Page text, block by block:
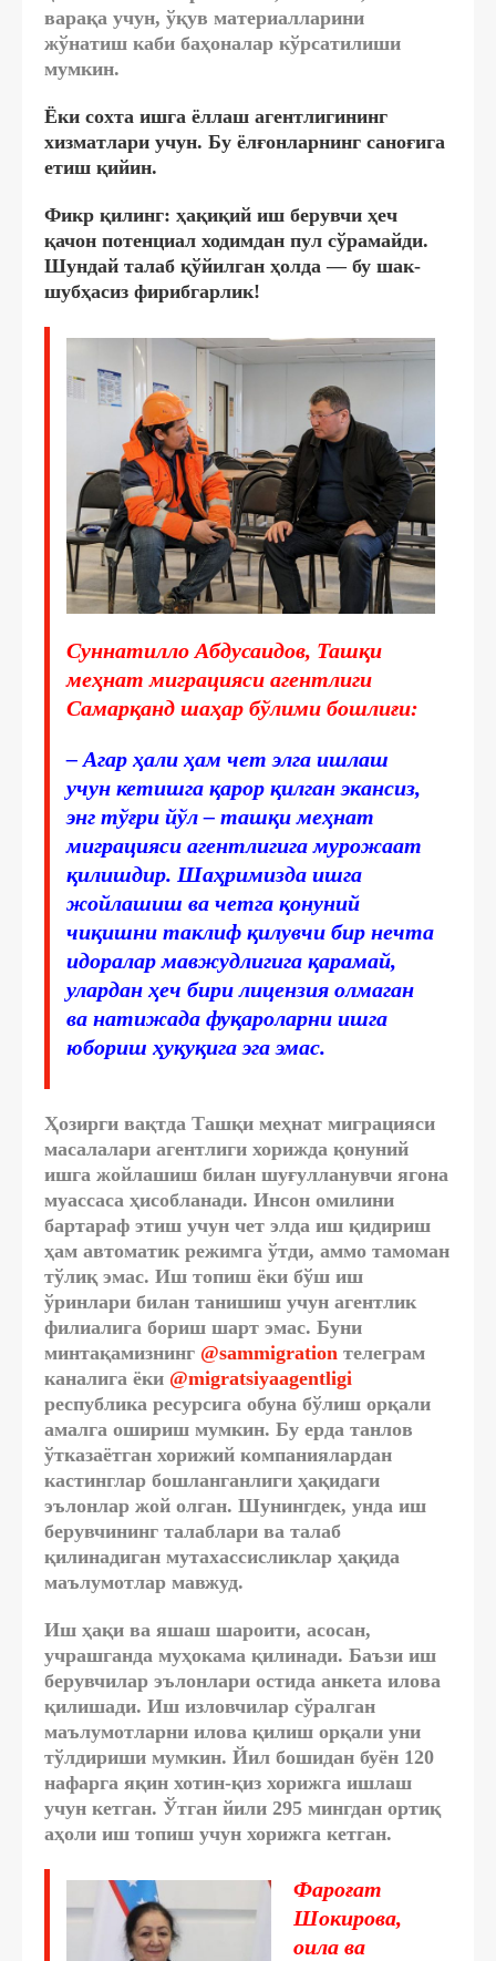
варақа учун, ўқув материалларини
жўнатиш каби баҳоналар кўрсатилиши
мумкин.
Ёки сохта ишга ёллаш агентлигининг
хизматлари учун. Бу ёлғонларнинг саноғига
етиш қийин.
Фикр қилинг: ҳақиқий иш берувчи ҳеч
қачон потенциал ходимдан пул сўрамайди.
Шундай талаб қўйилган ҳолда — бу шак-
шубҳасиз фирибгарлик!
Суннатилло Абдусаидов, Ташқи
меҳнат миграцияси агентлиги
Самарқанд шаҳар бўлими бошлиғи:
– Агар ҳали ҳам чет элга ишлаш
учун кетишга қарор қилган экансиз,
энг тўғри йўл – ташқи меҳнат
миграцияси агентлигига мурожаат
қилишдир. Шаҳримизда ишга
жойлашиш ва четга қонуний
чиқишни таклиф қилувчи бир нечта
идоралар мавжудлигига қарамай,
улардан ҳеч бири лицензия олмаган
ва натижада фуқароларни ишга
юбориш ҳуқуқига эга эмас.
Ҳозирги вақтда Ташқи меҳнат миграцияси
масалалари агентлиги хорижда қонуний
ишга жойлашиш билан шуғулланувчи ягона
муассаса ҳисобланади. Инсон омилини
бартараф этиш учун чет элда иш қидириш
ҳам автоматик режимга ўтди, аммо тамоман
тўлиқ эмас. Иш топиш ёки бўш иш
ўринлари билан танишиш учун агентлик
филиалига бориш шарт эмас. Буни
минтақамизнинг @sammigration телеграм
каналига ёки @migratsiyaagentligi
республика ресурсига обуна бўлиш орқали
амалга ошириш мумкин. Бу ерда танлов
ўтказаётган хорижий компаниялардан
кастинглар бошланганлиги ҳақидаги
эълонлар жой олган. Шунингдек, унда иш
берувчининг талаблари ва талаб
қилинадиган мутахассисликлар ҳақида
маълумотлар мавжуд.
Иш ҳақи ва яшаш шароити, асосан,
учрашганда муҳокама қилинади. Баъзи иш
берувчилар эълонлари остида анкета илова
қилишади. Иш изловчилар сўралган
маълумотларни илова қилиш орқали уни
тўлдириши мумкин. Йил бошидан буён 120
нафарга яқин хотин-қиз хорижга ишлаш
учун кетган. Ўтган йили 295 мингдан ортиқ
аҳоли иш топиш учун хорижга кетган.
Фароғат
Шокирова,
оила ва